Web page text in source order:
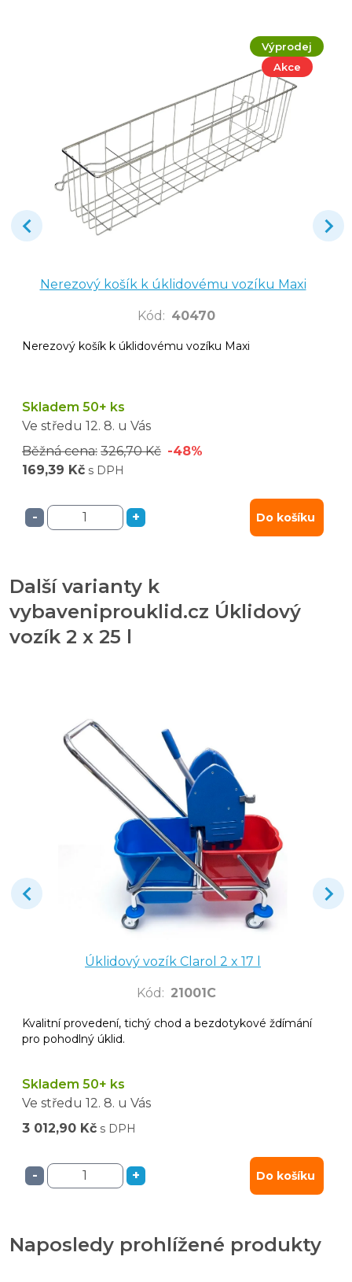
Výprodej
Akce
Nerezový košík k úklidovému vozíku Maxi
Kód : 40470
Nerezový košík k úklidovému vozíku Maxi
Skladem 50+ ks
Ve středu 12. 8. u Vás
Běžná cena: 326,70 Kč -48%
169,39 Kč s DPH
- + Do košíku
Další varianty k
vybaveniprouklid.cz Úklidový
vozík 2 x 25 l
Úklidový vozík Clarol 2 x 17 l
Kód : 21001C
Kvalitní provedení, tichý chod a bezdotykové ždímání
pro pohodlný úklid.
Skladem 50+ ks
Ve středu 12. 8. u Vás
3 012,90 Kč s DPH
- + Do košíku
Naposledy prohlížené produkty